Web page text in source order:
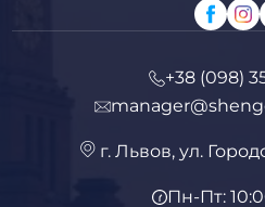
+38 (098)
г. Львов, ул.
Пн-Пт: